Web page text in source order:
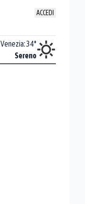
ACCEDI
Venezia:34°
Sereno